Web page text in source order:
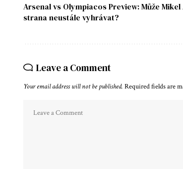
Arsenal vs Olympiacos Preview: Může
strana neustále vyhrávat?
Leave a Comment
Your email address will not be published. Required fields are